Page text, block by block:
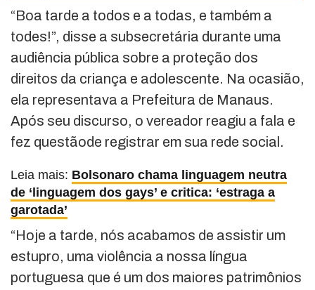
“Boa tarde a todos e a todas, e também a
todes!”, disse a subsecretária durante uma
audiência pública sobre a proteção dos
direitos da criança e adolescente. Na ocasião,
ela representava a Prefeitura de Manaus.
Após seu discurso, o vereador reagiu a fala e
fez questãode registrar em sua rede social.
Leia mais: Bolsonaro chama linguagem neutra
de ‘linguagem dos gays’ e critica: ‘estraga a
garotada’
“Hoje a tarde, nós acabamos de assistir um
estupro, uma violência a nossa língua
portuguesa que é um dos maiores patrimônios